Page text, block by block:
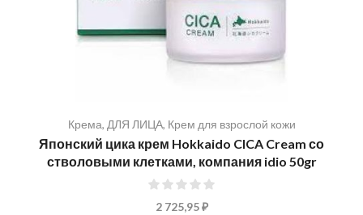
Крема, ДЛЯ ЛИЦА, Крем для взрослой кожи
Японский цика крем Hokkaido CICA Cream со
стволовыми клетками, компания idio 50gr
2 725,95 ₽